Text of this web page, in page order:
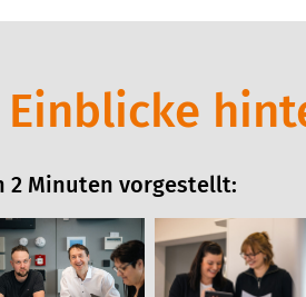
Einblicke
2 Minuten vorgestellt: